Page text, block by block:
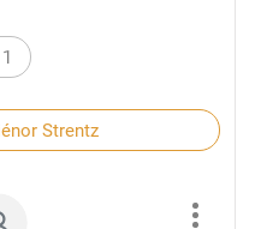
1
Strentz